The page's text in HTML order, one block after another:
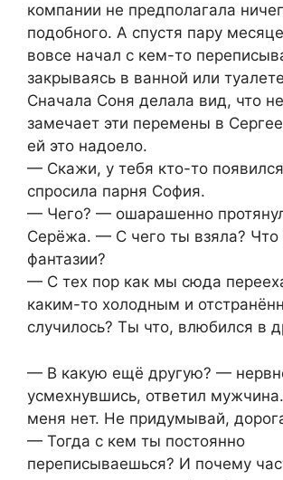
компании не предполагала
подобного. А спустя пару
вовсе начал с кем-то
закрываясь в ванной или
Сначала Соня делала вид, что не
замечает эти перемены в
ей это надоело.
— Скажи, у тебя кто-то
спросила парня София.
— Чего? — ошарашенно
Серёжа. — С чего ты взяла? Что
фантазии?
— С тех пор как мы сюда
каким-то холодным и
случилось? Ты что, влюбился в
— В какую ещё другую? —
усмехнувшись, ответил
меня нет. Не придумывай,
— Тогда с кем ты постоянно
переписываешься? И почему